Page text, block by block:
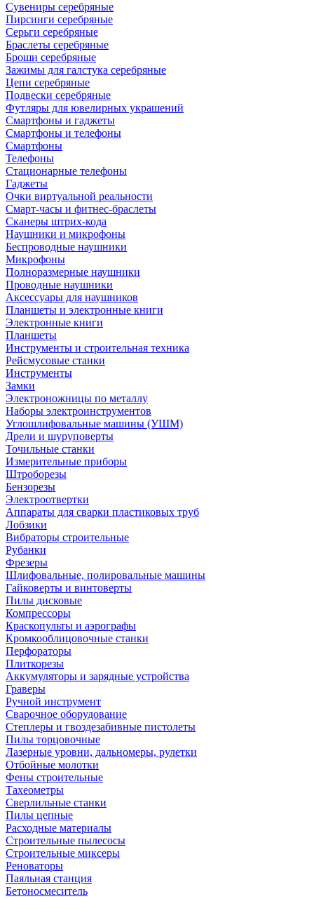
Сувениры серебряные
Пирсинги серебряные
Серьги серебряные
Браслеты серебряные
Броши серебряные
Зажимы для галстука серебряные
Цепи серебряные
Подвески серебряные
Футляры для ювелирных украшений
Смартфоны и гаджеты
Смартфоны и телефоны
Смартфоны
Телефоны
Стационарные телефоны
Гаджеты
Очки виртуальной реальности
Смарт-часы и фитнес-браслеты
Сканеры штрих-кода
Наушники и микрофоны
Беспроводные наушники
Микрофоны
Полноразмерные наушники
Проводные наушники
Аксессуары для наушников
Планшеты и электронные книги
Электронные книги
Планшеты
Инструменты и строительная техника
Рейсмусовые станки
Инструменты
Замки
Электроножницы по металлу
Наборы электроинструментов
Углошлифовальные машины (УШМ)
Дрели и шуруповерты
Точильные станки
Измерительные приборы
Штроборезы
Бензорезы
Электроотвертки
Аппараты для сварки пластиковых труб
Лобзики
Вибраторы строительные
Рубанки
Фрезеры
Шлифовальные, полировальные машины
Гайковерты и винтоверты
Пилы дисковые
Компрессоры
Краскопульты и аэрографы
Кромкооблицовочные станки
Перфораторы
Плиткорезы
Аккумуляторы и зарядные устройства
Граверы
Ручной инструмент
Сварочное оборудование
Степлеры и гвоздезабивные пистолеты
Пилы торцовочные
Лазерные уровни, дальномеры, рулетки
Отбойные молотки
Фены строительные
Тахеометры
Сверлильные станки
Пилы цепные
Расходные материалы
Строительные пылесосы
Строительные миксеры
Реноваторы
Паяльная станция
Бетоносмеситель